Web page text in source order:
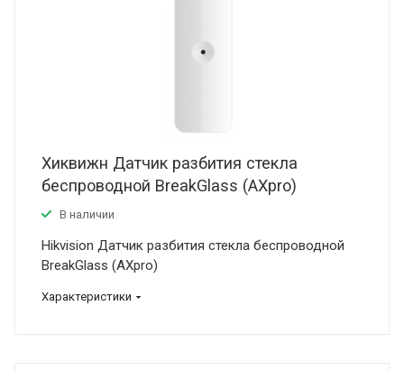
Хиквижн Датчик разбития стекла
беспроводной BreakGlass (AXpro)
В наличии
Hikvision Датчик разбития стекла беспроводной
BreakGlass (AXpro)
Характеристики